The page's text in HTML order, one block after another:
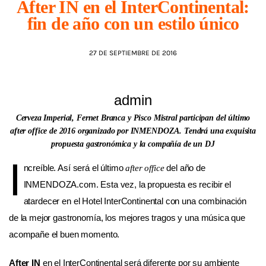
AGENDA
After IN en el InterContinental:
fin de año con un estilo único
27 DE SEPTIEMBRE DE 2016
admin
Cerveza Imperial, Fernet Branca y Pisco Mistral participan del último
after office de 2016 organizado por INMENDOZA. Tendrá una exquisita
propuesta gastronómica y la compañía de un DJ
I ncreíble. Así será el últimoafter officedel año de
INMENDOZA.com. Esta vez, la propuesta es recibir el
atardecer en el Hotel InterContinental con una combinación
de la mejor gastronomía, los mejores tragos y una música que
acompañe el buen momento.
After IN en el InterContinental será diferente por su ambiente